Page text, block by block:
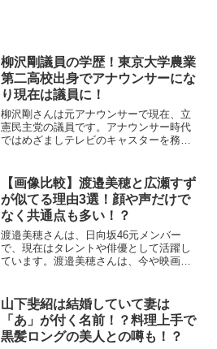
柳沢剛議員の学歴！東京大学農業
第二高校出身でアナウンサーにな
り現在は議員に！
柳沢剛さんは元アナウンサーで現在、立
憲民主党の議員です。アナウンサー時代
ではめざましテレビのキャスターを務め
学歴柳沢剛さんの学歴は以下の通りで
す。小学校：高崎市立城南小...
【画像比較】渡邉美穂と広瀬すず
が似てる理由3選！顔や声だけで
なく共通点も多い！？
渡邉美穂さんは、日向坂46元メンバー
で、現在はタレントや俳優として活躍し
ています。渡邉美穂さんは、今や映画の
ら広瀬すずさんに似ていると言われてい
ました。今回は本当に渡邉...
山下斐紹は結婚していて妻は
「あ」が付く名前！？料理上手で
黒髪ロングの美人との噂も！？